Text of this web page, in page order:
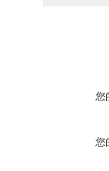
您
您